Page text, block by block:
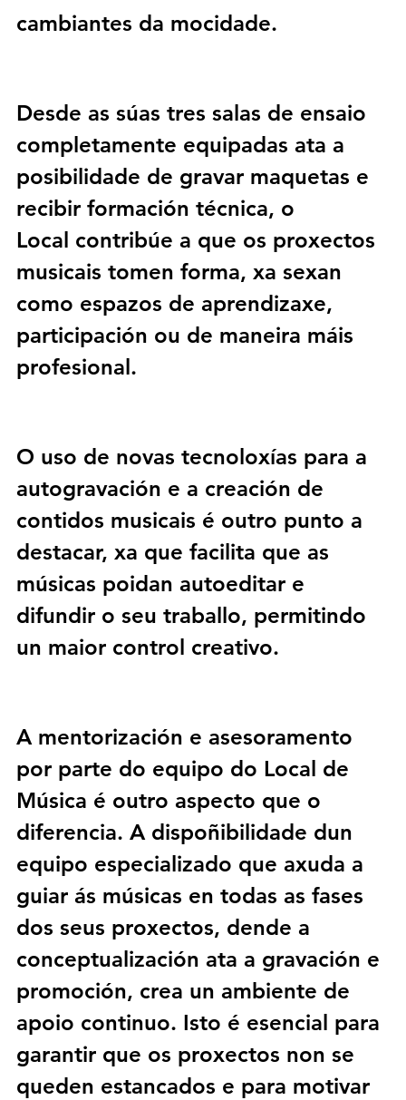
cambiantes da mocidade.
Desde as súas tres salas de ensaio
completamente equipadas ata a
posibilidade de gravar maquetas e
recibir formación técnica, o
Local contribúe a que os proxectos
musicais tomen forma, xa sexan
como espazos de aprendizaxe,
participación ou de maneira máis
profesional.
O uso de novas tecnoloxías para a
autogravación e a creación de
contidos musicais é outro punto a
destacar, xa que facilita que as
músicas poidan autoeditar e
difundir o seu traballo, permitindo
un maior control creativo.
A mentorización e asesoramento
por parte do equipo do Local de
Música é outro aspecto que o
diferencia. A dispoñibilidade dun
equipo especializado que axuda a
guiar ás músicas en todas as fases
dos seus proxectos, dende a
conceptualización ata a gravación e
promoción, crea un ambiente de
apoio continuo. Isto é esencial para
garantir que os proxectos non se
queden estancados e para motivar